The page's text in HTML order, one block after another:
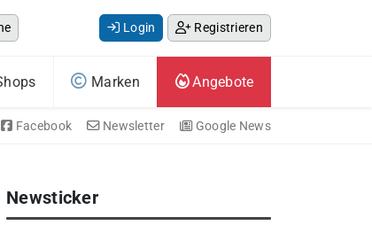
Login Registrieren
Marken Angebote
Facebook Newsletter Google News
Newsticker